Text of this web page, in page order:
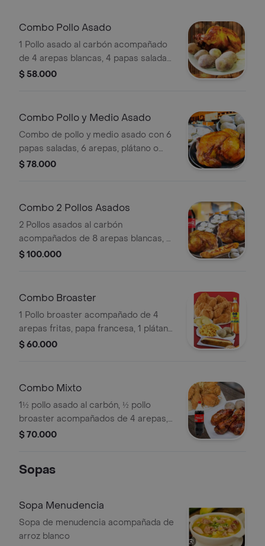
Combo Pollo Asado
1 Pollo asado al carbón acompañado
de 4 arepas blancas, 4 papas saladas,
1 plátano maduro con queso mozarella
$ 58.000
Combo Pollo y Medio Asado
Combo de pollo y medio asado con 6
papas saladas, 6 arepas, plátano o
yuca, y 1 gaseosa Postobón.
$ 78.000
Combo 2 Pollos Asados
2 Pollos asados al carbón
acompañados de 8 arepas blancas, 8
papas saldas, 1 plátano maduro con
$ 100.000
Combo Broaster
1 Pollo broaster acompañado de 4
arepas fritas, papa francesa, 1 plátano
maduro con queso mozarella y
$ 60.000
Combo Mixto
1½ pollo asado al carbón, ½ pollo
broaster acompañados de 4 arepas,
4 papas saladas, 1 plátano maduro
$ 70.000
Sopas
Sopa Menudencia
Sopa de menudencia acompañada de
arroz blanco